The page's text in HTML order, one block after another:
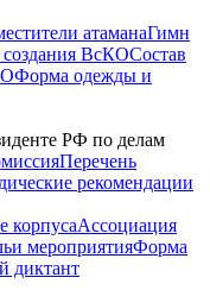
атаманаГимн
ВсКОСостав
Форма одежды и
РФ по делам
Перечень
рекомендации
корпусаАссоциация
мероприятияФорма
диктант